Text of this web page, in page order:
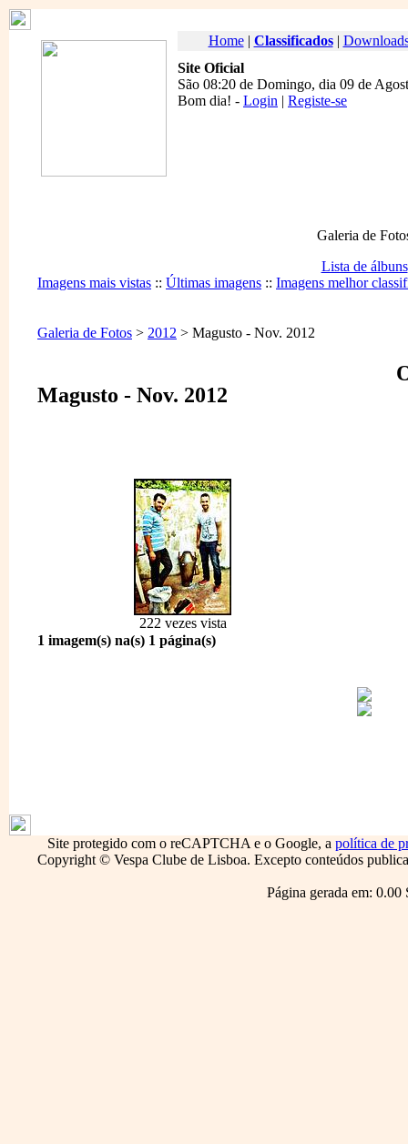
Home| Classificados|
Site Oficial
São 08:20 de Domingo, dia 09 de
Bom dia! - Login | Registe-se
Galeria de
Lista de álbuns
Imagens mais vistas :: Últimas imagens :: Imagens melhor
Galeria de Fotos > 2012 > Magusto - Nov. 2012
Magusto - Nov. 2012
222 vezes vista
1 imagem(s) na(s) 1 página(s)
Site protegido com o reCAPTCHA e o Google, a política de
Copyright © Vespa Clube de Lisboa. Excepto conteúdos
Página gerada em: 0.00